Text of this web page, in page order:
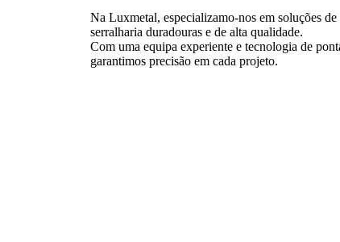
Na Luxmetal, especializamo-nos em soluções de
serralharia duradouras e de alta qualidade.
Com uma equipa experiente e tecnologia de
garantimos precisão em cada projeto.